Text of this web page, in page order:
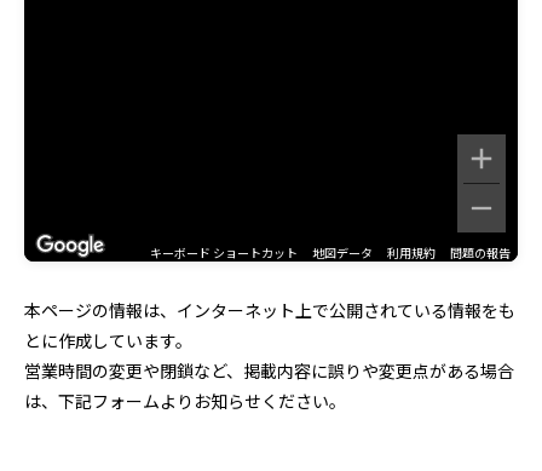
キーボード ショートカット 地図データ 利用規約 問題の報告
本ページの情報は、インターネット上で公開されている情報をも
とに作成しています。
営業時間の変更や閉鎖など、掲載内容に誤りや変更点がある場合
は、下記フォームよりお知らせください。